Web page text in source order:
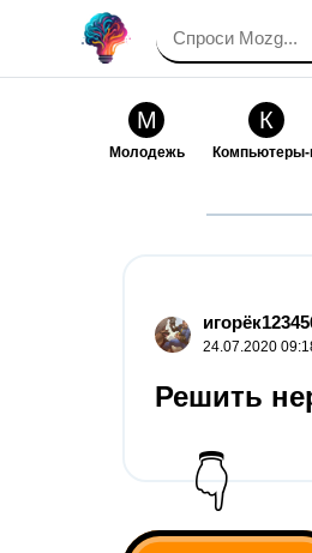
М
Молодежь
К
Компьютеры-
24.07.2020
Решить
👇